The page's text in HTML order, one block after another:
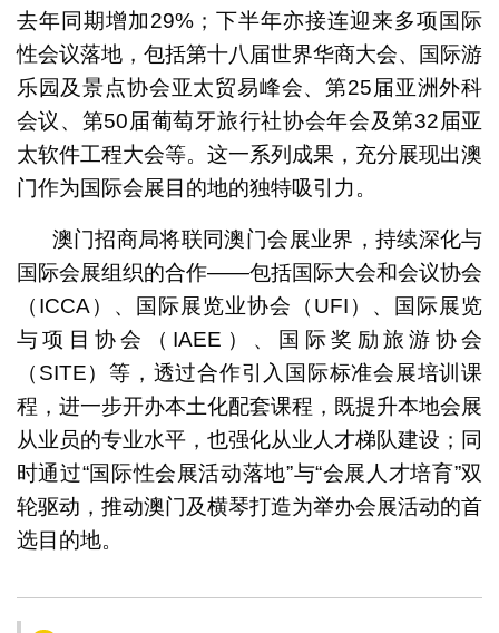
去年同期增加29%；下半年亦接连迎来多项国际
性会议落地，包括第十八届世界华商大会、国际游
乐园及景点协会亚太贸易峰会、第25届亚洲外科
会议、第50届葡萄牙旅行社协会年会及第32届亚
太软件工程大会等。这一系列成果，充分展现出澳
门作为国际会展目的地的独特吸引力。
澳门招商局将联同澳门会展业界，持续深化与
国际会展组织的合作——包括国际大会和会议协会
（ICCA）、国际展览业协会（UFI）、国际展览
与项目协会（IAEE）、国际奖励旅游协会
（SITE）等，透过合作引入国际标准会展培训课
程，进一步开办本土化配套课程，既提升本地会展
从业员的专业水平，也强化从业人才梯队建设；同
时通过“国际性会展活动落地”与“会展人才培育”双
轮驱动，推动澳门及横琴打造为举办会展活动的首
选目的地。